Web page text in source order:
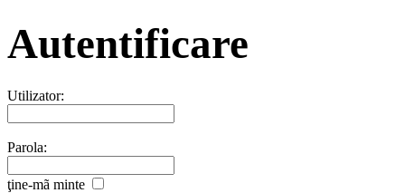
Autentificare
Utilizator:
Parola:
ţine-mã minte